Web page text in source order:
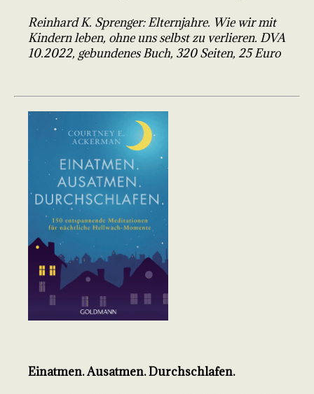
Reinhard K. Sprenger: Elternjahre. Wie wir mit
Kindern leben, ohne uns selbst zu verlieren. DVA
10.2022, gebundenes Buch, 320 Seiten, 25 Euro
Einatmen. Ausatmen. Durchschlafen.